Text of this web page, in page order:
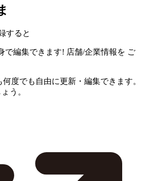
すると
で編集できます! 店舗/企業情報を ご
度でも自由に更新・編集できます。
う。